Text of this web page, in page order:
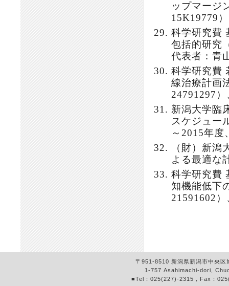
ップマージ
15K19779
科学研究費
包括的研究
代表者：青
科学研究費
線治療計画
24791297
新潟大学臨
スケジュー
～2015年度
（財）新
よる最適な
科学研究費
知機能低下
21591602
〒951-8510 新潟県新潟市中央
1-757 Asahimachi-dori,
■Tel：025(227)-2315，Fax：